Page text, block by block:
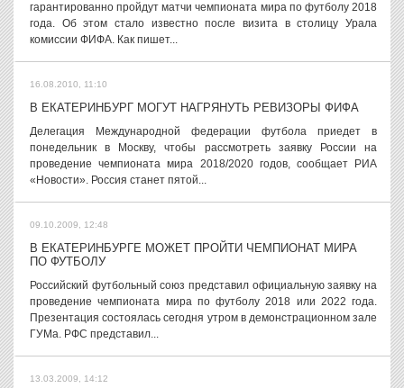
гарантированно пройдут матчи чемпионата мира по футболу 2018
года. Об этом стало известно после визита в столицу Урала
комиссии ФИФА. Как пишет...
16.08.2010, 11:10
В ЕКАТЕРИНБУРГ МОГУТ НАГРЯНУТЬ РЕВИЗОРЫ ФИФА
Делегация Международной федерации футбола приедет в
понедельник в Москву, чтобы рассмотреть заявку России на
проведение чемпионата мира 2018/2020 годов, сообщает РИА
«Новости». Россия станет пятой...
09.10.2009, 12:48
В ЕКАТЕРИНБУРГЕ МОЖЕТ ПРОЙТИ ЧЕМПИОНАТ МИРА
ПО ФУТБОЛУ
Российский футбольный союз представил официальную заявку на
проведение чемпионата мира по футболу 2018 или 2022 года.
Презентация состоялась сегодня утром в демонстрационном зале
ГУМа. РФС представил...
13.03.2009, 14:12